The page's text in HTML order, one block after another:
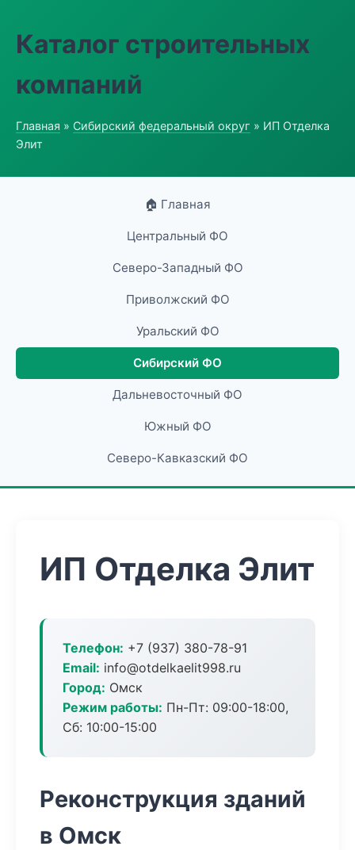
Каталог строительных
компаний
Главная » Сибирский федеральный округ » ИП Отделка
Элит
🏠 Главная
Центральный ФО
Северо-Западный ФО
Приволжский ФО
Уральский ФО
Сибирский ФО
Дальневосточный ФО
Южный ФО
Северо-Кавказский ФО
ИП Отделка Элит
Телефон: +7 (937) 380-78-91
Email: info@otdelkaelit998.ru
Город: Омск
Режим работы: Пн-Пт: 09:00-18:00,
Сб: 10:00-15:00
Реконструкция зданий
в Омск